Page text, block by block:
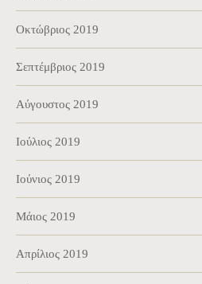
Οκτώβριος 2019
Σεπτέμβριος 2019
Αύγουστος 2019
Ιούλιος 2019
Ιούνιος 2019
Μάιος 2019
Απρίλιος 2019